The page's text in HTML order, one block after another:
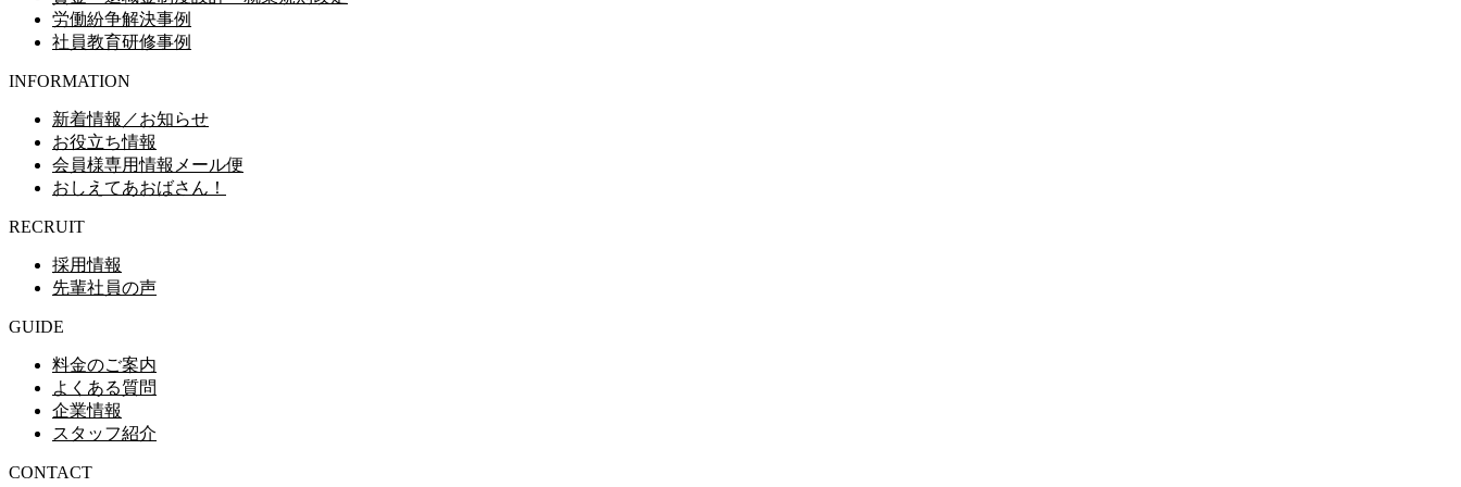
労働紛争解決事例
社員教育研修事例
INFORMATION
新着情報／お知らせ
お役立ち情報
会員様専用情報メール便
おしえてあおばさん！
RECRUIT
採用情報
先輩社員の声
GUIDE
料金のご案内
よくある質問
企業情報
スタッフ紹介
CONTACT